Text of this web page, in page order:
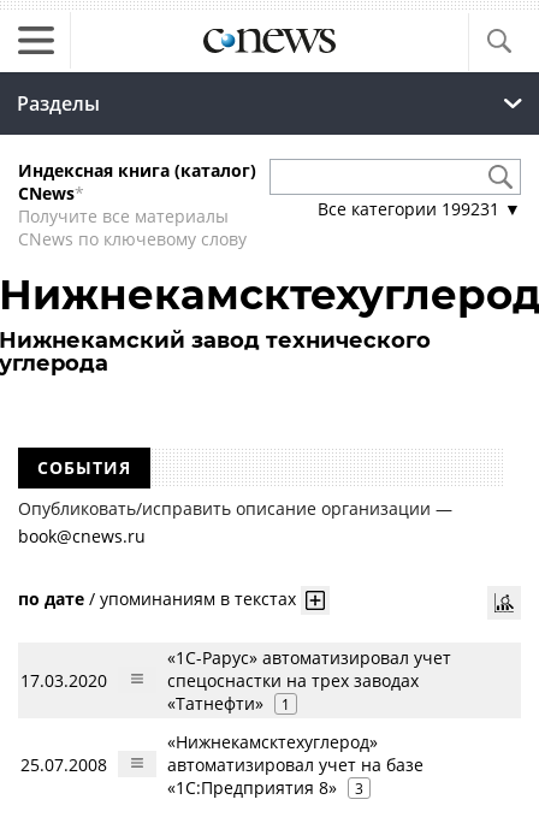
Разделы
Индексная книга (каталог)
CNews*
Получите все материалы
CNews по ключевому слову
Все категории 199231 ▼
завод технического
СОБЫТИЯ
Опубликовать/исправить описание организации —
book@cnews.ru
по дате / упоминаниям в текстах
17.03.2020
«1С-Рарус» автоматизировал учет
спецоснастки на трех заводах
«Татнефти»
1
25.07.2008
«Нижнекамсктехуглерод»
автоматизировал учет на базе
«1С:Предприятия 8»
3